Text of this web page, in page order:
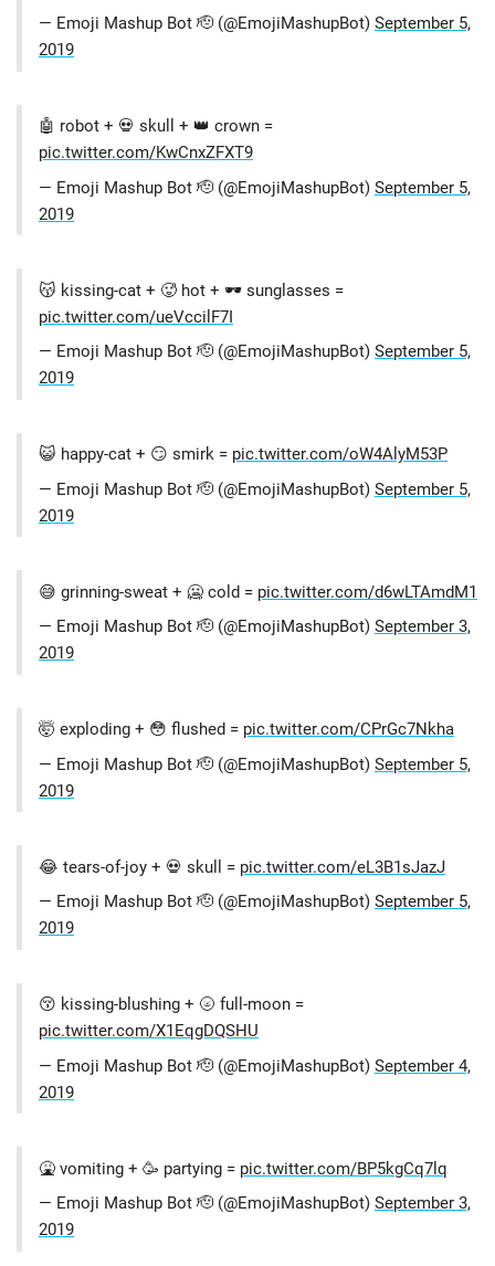
— Emoji Mashup Bot 🫡 (@EmojiMashupBot) September 5,
2019
🤖 robot + 💀 skull + 👑 crown =
pic.twitter.com/KwCnxZFXT9
— Emoji Mashup Bot 🫡 (@EmojiMashupBot) September 5,
2019
😽 kissing-cat + 🥵 hot + 🕶️ sunglasses =
pic.twitter.com/ueVccilF7I
— Emoji Mashup Bot 🫡 (@EmojiMashupBot) September 5,
2019
😺 happy-cat + 😏 smirk = pic.twitter.com/oW4AlyM53P
— Emoji Mashup Bot 🫡 (@EmojiMashupBot) September 5,
2019
😅 grinning-sweat + 🥶 cold = pic.twitter.com/d6wLTAmdM1
— Emoji Mashup Bot 🫡 (@EmojiMashupBot) September 3,
2019
🤯 exploding + 😳 flushed = pic.twitter.com/CPrGc7Nkha
— Emoji Mashup Bot 🫡 (@EmojiMashupBot) September 5,
2019
😂 tears-of-joy + 💀 skull = pic.twitter.com/eL3B1sJazJ
— Emoji Mashup Bot 🫡 (@EmojiMashupBot) September 5,
2019
😚 kissing-blushing + 🌝 full-moon =
pic.twitter.com/X1EqgDQSHU
— Emoji Mashup Bot 🫡 (@EmojiMashupBot) September 4,
2019
🤮 vomiting + 🥳 partying = pic.twitter.com/BP5kgCq7lq
— Emoji Mashup Bot 🫡 (@EmojiMashupBot) September 3,
2019